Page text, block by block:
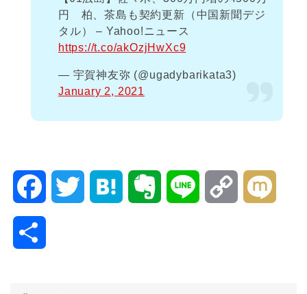
円 柏、茶島も契約更新（中国新聞デジ
タル） – Yahoo!ニュース
https://t.co/akOzjHwXc9
— 宇賀神友弥 (@ugadybarikata3)
January 2, 2021